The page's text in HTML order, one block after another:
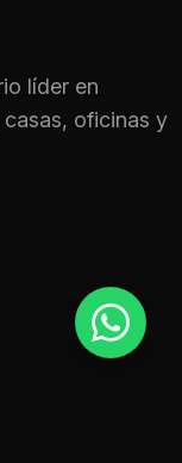
líder en
casas, oficinas y